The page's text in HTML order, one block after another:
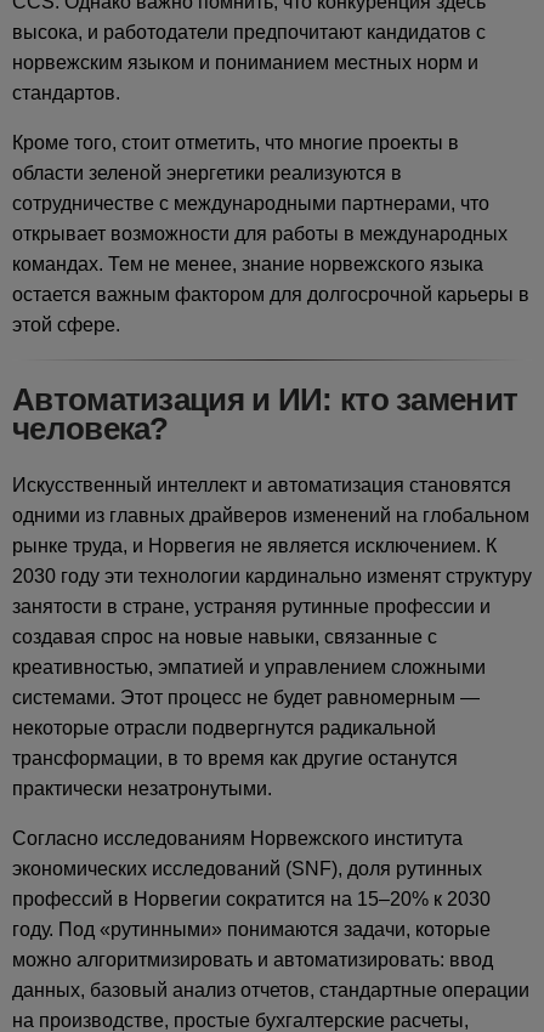
высока, и работодатели предпочитают кандидатов с
норвежским языком и пониманием местных норм и
стандартов.
Кроме того, стоит отметить, что многие проекты в
области зеленой энергетики реализуются в
сотрудничестве с международными партнерами, что
открывает возможности для работы в международных
командах. Тем не менее, знание норвежского языка
остается важным фактором для долгосрочной карьеры в
этой сфере.
Автоматизация и ИИ: кто заменит
человека?
Искусственный интеллект и автоматизация становятся
одними из главных драйверов изменений на глобальном
рынке труда, и Норвегия не является исключением. К
2030 году эти технологии кардинально изменят структуру
занятости в стране, устраняя рутинные профессии и
создавая спрос на новые навыки, связанные с
креативностью, эмпатией и управлением сложными
системами. Этот процесс не будет равномерным —
некоторые отрасли подвергнутся радикальной
трансформации, в то время как другие останутся
практически незатронутыми.
Согласно исследованиям Норвежского института
экономических исследований (SNF), доля рутинных
профессий в Норвегии сократится на 15–20% к 2030
году. Под «рутинными» понимаются задачи, которые
можно алгоритмизировать и автоматизировать: ввод
данных, базовый анализ отчетов, стандартные операции
на производстве, простые бухгалтерские расчеты,